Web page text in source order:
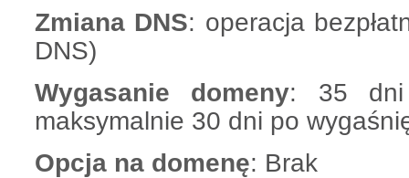
Zmiana DNS: operacja
DNS)
Wygasanie domeny: 35 dni
maksymalnie 30 dni po
Opcja na domenę: Brak